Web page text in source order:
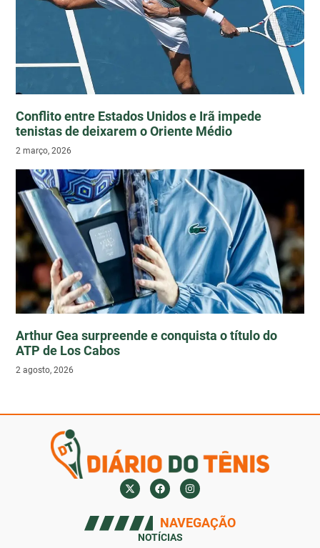
Conflito entre Estados Unidos e Irã impede
tenistas de deixarem o Oriente Médio
2 março, 2026
Arthur Gea surpreende e conquista o título do
ATP de Los Cabos
2 agosto, 2026
NAVEGAÇÃO
NOTÍCIAS